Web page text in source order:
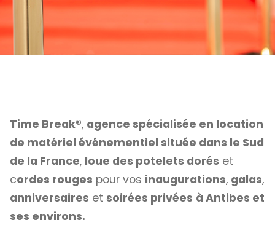
Time Break®, agence spécialisée en location
de matériel événementiel située dans le Sud
de la France, loue des potelets dorés et
cordes rouges pour vos inaugurations, galas,
anniversaires et soirées privées à Antibes et
ses environs.